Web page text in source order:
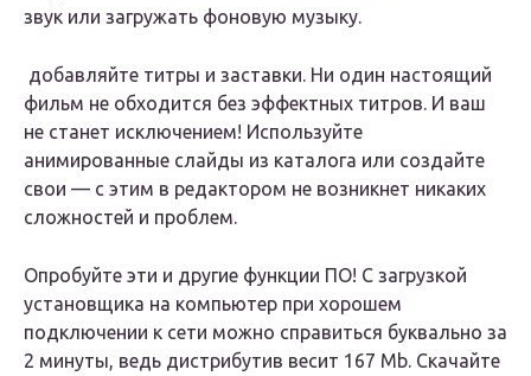
звук или загружать фоновую музыку.
️ добавляйте титры и заставки. Ни один настоящий
фильм не обходится без эффектных титров. И ваш
не станет исключением! Используйте
анимированные слайды из каталога или создайте
свои — с этим в редактором не возникнет никаких
сложностей и проблем.
Опробуйте эти и другие функции ПО! С загрузкой
установщика на компьютер при хорошем
подключении к сети можно справиться буквально за
2 минуты, ведь дистрибутив весит 167 Mb. Скачайте